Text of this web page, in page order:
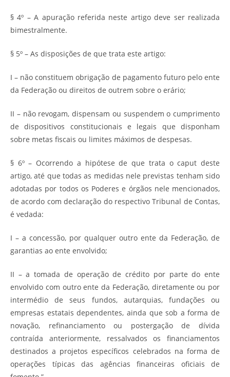
§ 4º – A apuração referida neste artigo deve ser realizada
bimestralmente.
§ 5º – As disposições de que trata este artigo:
I – não constituem obrigação de pagamento futuro pelo ente
da Federação ou direitos de outrem sobre o erário;
II – não revogam, dispensam ou suspendem o cumprimento
de dispositivos constitucionais e legais que disponham
sobre metas fiscais ou limites máximos de despesas.
§ 6º – Ocorrendo a hipótese de que trata o caput deste
artigo, até que todas as medidas nele previstas tenham sido
adotadas por todos os Poderes e órgãos nele mencionados,
de acordo com declaração do respectivo Tribunal de Contas,
é vedada:
I – a concessão, por qualquer outro ente da Federação, de
garantias ao ente envolvido;
II – a tomada de operação de crédito por parte do ente
envolvido com outro ente da Federação, diretamente ou por
intermédio de seus fundos, autarquias, fundações ou
empresas estatais dependentes, ainda que sob a forma de
novação, refinanciamento ou postergação de dívida
contraída anteriormente, ressalvados os financiamentos
destinados a projetos específicos celebrados na forma de
operações típicas das agências financeiras oficiais de